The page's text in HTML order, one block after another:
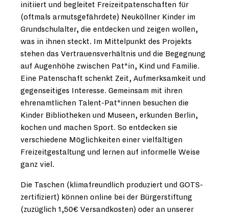
initiiert und begleitet Freizeitpatenschaften für
(oftmals armutsgefährdete) Neuköllner Kinder im
Grundschulalter, die entdecken und zeigen wollen,
was in ihnen steckt. Im Mittelpunkt des Projekts
stehen das Vertrauensverhältnis und die Begegnung
auf Augenhöhe zwischen Pat*in, Kind und Familie.
Eine Patenschaft schenkt Zeit, Aufmerksamkeit und
gegenseitiges Interesse. Gemeinsam mit ihren
ehrenamtlichen Talent-Pat*innen besuchen die
Kinder Bibliotheken und Museen, erkunden Berlin,
kochen und machen Sport. So entdecken sie
verschiedene Möglichkeiten einer vielfältigen
Freizeitgestaltung und lernen auf informelle Weise
ganz viel.
Die Taschen (klimafreundlich produziert und GOTS-
zertifiziert) können online bei der Bürgerstiftung
(zuzüglich 1,50€ Versandkosten) oder an unserer